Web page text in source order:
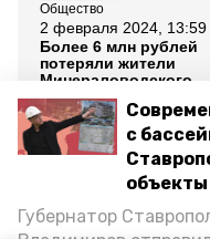
с
Губернатор
Владимиров
Общество
2 февраля 2024, 13:59
Более 6 млн рублей
потеряли жители
Минераловодского
округа из-за
мошенников
Все новости